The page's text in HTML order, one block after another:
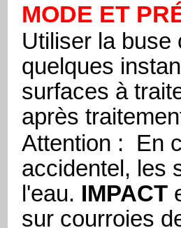
MODE ET
Utiliser la buse
quelques
surfaces à
après
Attention : En
accidentel, les
l'eau. IMPACT
sur courroies